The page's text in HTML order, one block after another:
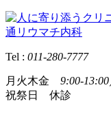
Tel : 011-280-7777
月火木金 9:00-13:00
祝祭日 休診